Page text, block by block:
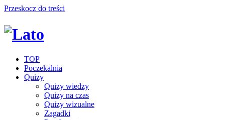
Przeskocz do treści
TOP
Poczekalnia
Quizy
Quizy wiedzy
Quizy na czas
Quizy wizualne
Zagadki